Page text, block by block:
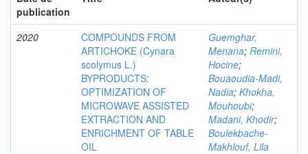
publication
2020
COMPOUNDS FROM
ARTICHOKE (Cynara
scolymus L.)
BYPRODUCTS:
OPTIMIZATION OF
MICROWAVE ASSISTED
EXTRACTION AND
ENRICHMENT OF TABLE
OIL
Guemghar,
Menana; Remini,
Hocine;
Bouaoudia-Madi,
Nadia; Khokha,
Mouhoubi;
Madani, Khodir;
Boulekbache-
Makhlouf, Lila